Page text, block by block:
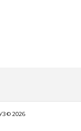
© 2026